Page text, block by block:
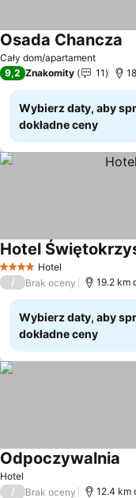
Cały dom/apartament
Osada Chancza
9,2 Znakomity 11
Wybierz daty, aby
dokładne ceny
4 KategoriaHotel
Hotel
/ Brak oceny 19.2 km
Wybierz daty, aby
dokładne ceny
Hotel
Odpoczywalnia
/ Brak oceny 12.4 km